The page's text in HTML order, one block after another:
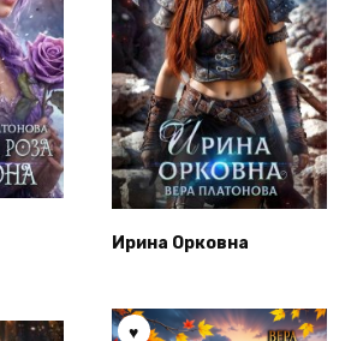
Ирина Орковна